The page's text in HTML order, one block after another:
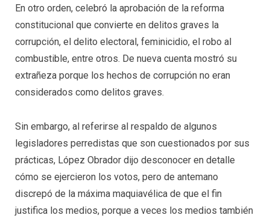
En otro orden, celebró la aprobación de la reforma
constitucional que convierte en delitos graves la
corrupción, el delito electoral, feminicidio, el robo al
combustible, entre otros. De nueva cuenta mostró su
extrañeza porque los hechos de corrupción no eran
considerados como delitos graves.
Sin embargo, al referirse al respaldo de algunos
legisladores perredistas que son cuestionados por sus
prácticas, López Obrador dijo desconocer en detalle
cómo se ejercieron los votos, pero de antemano
discrepó de la máxima maquiavélica de que el fin
justifica los medios, porque a veces los medios también